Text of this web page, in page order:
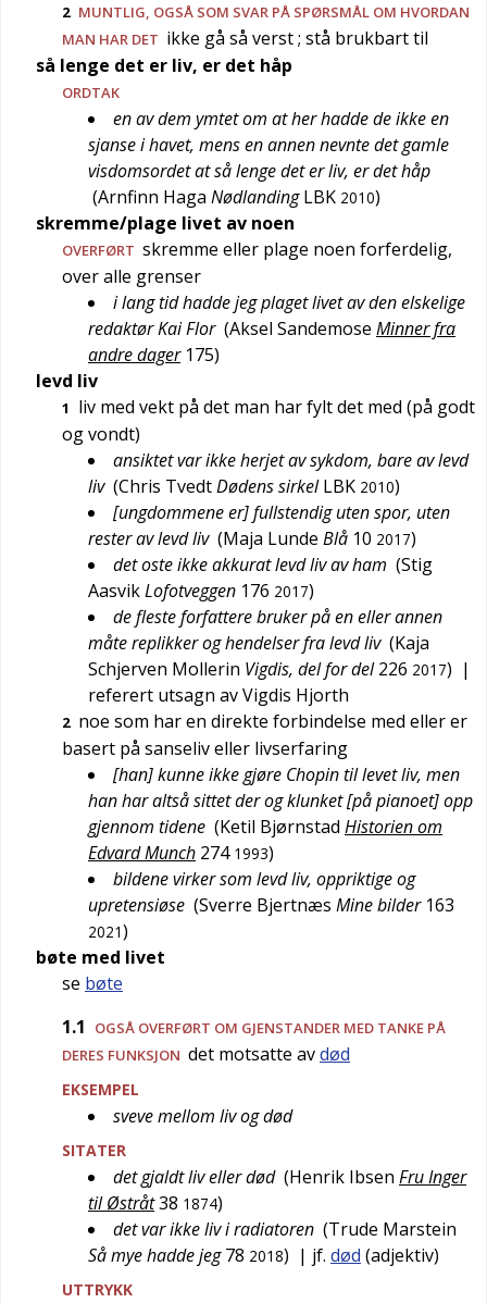
2 MUNTLIG, OGSÅ SOM SVAR PÅ SPØRSMÅL OM HVORDAN
MAN HAR DET ikke gå så verst; stå brukbart til
så lenge det er liv, er det håp
ORDTAK
en av dem ymtet om at her hadde de ikke en
sjanse i havet, mens en annen nevnte det gamle
visdomsordet at så lenge det er liv, er det håp
(Arnfinn Haga Nødlanding LBK 2010)
skremme/plage livet av noen
OVERFØRT skremme eller plage noen forferdelig,
over alle grenser
i lang tid hadde jeg plaget livet av den elskelige
redaktør Kai Flor (Aksel Sandemose Minner fra
andre dager 175)
levd liv
1
liv med vekt på det man har fylt det med (på godt
og vondt)
ansiktet var ikke herjet av sykdom, bare av levd
liv (Chris TvedtDødens sirkel LBK 2010)
[ungdommene er] fullstendig uten spor, uten
rester av levd liv (Maja Lunde Blå 10 2017)
det oste ikke akkurat levd liv av ham (Stig
AasvikLofotveggen 176 2017)
de fleste forfattere bruker på en eller annen
måte replikker og hendelser fra levd liv (Kaja
Schjerven Mollerin Vigdis, del for del 226 2017) |
referert utsagn av Vigdis Hjorth
2 noe som har en direkte forbindelse med eller er
basert på sanseliv eller livserfaring
[han] kunne ikke gjøre Chopin til levet liv, men
han har altså sittet der og klunket [på pianoet] opp
gjennom tidene (Ketil Bjørnstad Historien om
Edvard Munch 274 1993)
bildene virker som levd liv, oppriktige og
upretensiøse (Sverre Bjertnæs Mine bilder 163
2021)
bøte med livet
se bøte
1.1
OGSÅ OVERFØRT OM GJENSTANDER MED TANKE PÅ
DERES FUNKSJON det motsatte avdød
EKSEMPEL
sveve mellom liv og død
SITATER
det gjaldt liv eller død (Henrik Ibsen Fru Inger
til Østråt38 1874)
det var ikke liv i radiatoren (Trude Marstein
Så mye hadde jeg 78 2018) | jf. død (adjektiv)
UTTRYKK